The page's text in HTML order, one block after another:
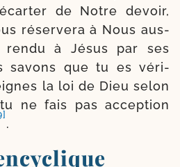
de Notre devoir,
réser­ve­ra à Nous aus­
à Jésus par ses
savons que tu es véri­
la loi de Dieu selon
ne fais pas accep­tion
.